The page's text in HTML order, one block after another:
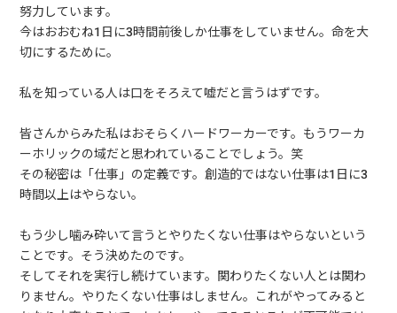
努力しています。
今はおおむね1日に3時間前後しか仕事をしていません。命を大
切にするために。
私を知っている人は口をそろえて嘘だと言うはずです。
皆さんからみた私はおそらくハードワーカーです。もうワーカ
ーホリックの域だと思われていることでしょう。笑
その秘密は「仕事」の定義です。創造的ではない仕事は1日に3
時間以上はやらない。
もう少し噛み砕いて言うとやりたくない仕事はやらないという
ことです。そう決めたのです。
そしてそれを実行し続けています。関わりたくない人とは関わ
りません。やりたくない仕事はしません。これがやってみると